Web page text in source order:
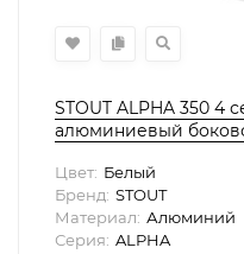
STOUT ALPHA 350 4
алюминиевый
Цвет: Белый
Бренд: STOUT
Материал: Алюминий
Серия: ALPHA